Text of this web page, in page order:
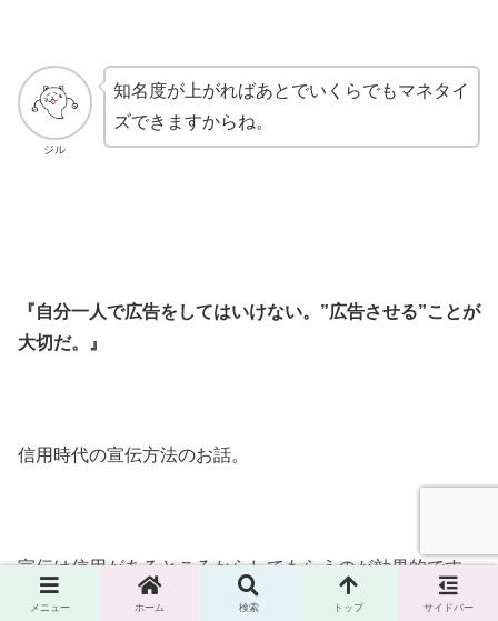
ジル
知名度が上がればあとでいくらでもマネタイ
ズできますからね。
『自分一人で広告をしてはいけない。”広告させる”ことが
大切だ。』
信用時代の宣伝方法のお話。
宣伝は信用があるところからしてもらうのが効果的です。
メニュー ホーム 検索 トップ サイドバー